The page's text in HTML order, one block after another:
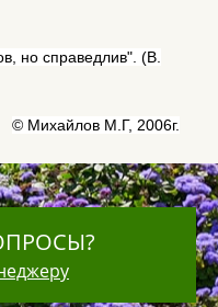
но справедлив". (В.
© Михайлов М.Г, 2006г.